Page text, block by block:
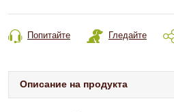
Попитайте Гледайте
Описание на продукта